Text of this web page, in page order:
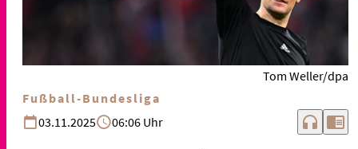
Tom Weller/dpa
Fußball-Bundesliga
03.11.2025
06:06 Uhr headphones chrome_reader_mode